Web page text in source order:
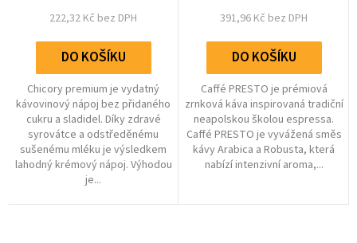
hvězdiček.
222,32 Kč bez DPH
DO KOŠÍKU
Chicory premium je vydatný
kávovinový nápoj bez přidaného
cukru a sladidel. Díky zdravé
syrovátce a odstředěnému
sušenému mléku je výsledkem
lahodný krémový nápoj. Výhodou
je...
391,96 Kč bez DPH
DO KOŠÍKU
Caffé PRESTO je prémiová
zrnková káva inspirovaná tradiční
neapolskou školou espressa.
Caffé PRESTO je vyvážená směs
kávy Arabica a Robusta, která
nabízí intenzivní aroma,...